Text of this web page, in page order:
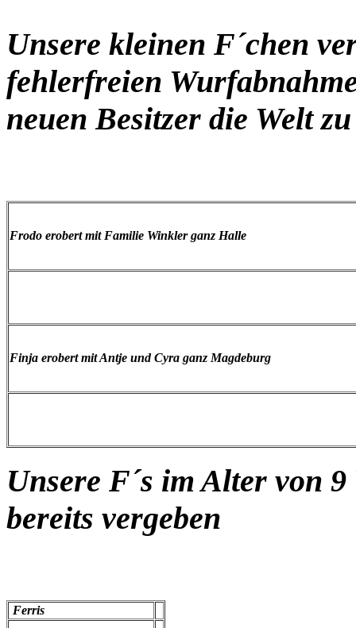
Unsere kleinen F´chen
fehlerfreien
neuen Besitzer die Welt
Frodo erobert mit Familie Winkler ganz Halle
Finja erobert mit Antje und Cyra ganz Magdeburg
Unsere F´s im Alter von
bereits vergeben
Ferris